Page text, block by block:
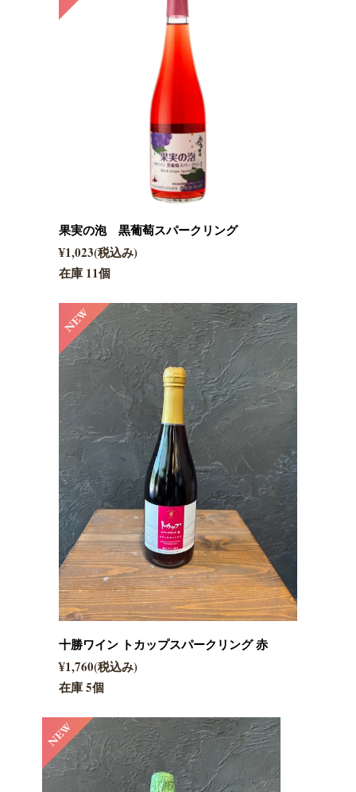
果実の泡 黒葡萄スパークリング
¥1,023(税込み)
在庫 11個
十勝ワイン トカップスパークリング 赤
¥1,760(税込み)
在庫 5個